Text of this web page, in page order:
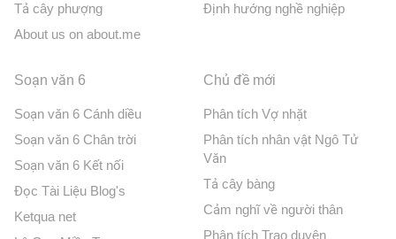
Tả cây phượng
About us on about.me
Định hướng nghề nghiệp
Soạn văn 6
Soạn văn 6 Cánh diều
Soạn văn 6 Chân trời
Soạn văn 6 Kết nối
Đọc Tài Liệu Blog's
Ketqua net
Chủ đề mới
Phân tích Vợ nhặt
Phân tích nhân vật Ngô Tử
Văn
Tả cây bàng
Cảm nghĩ về người thân
Phân tích Trao duyên